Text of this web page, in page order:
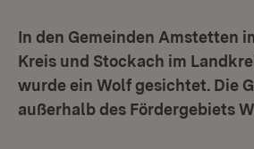
In den Gemeinden Amstetten
Kreis und Stockach im
wurde ein Wolf gesichtet. Die
außerhalb des Fördergebiets